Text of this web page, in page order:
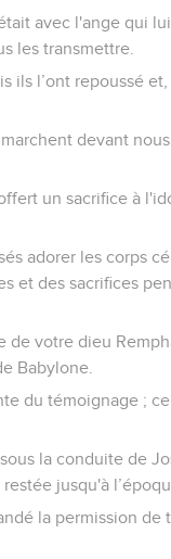
avec l'ange qui
les transmettre.
ils l’ont repoussé
devant
un sacrifice à
adorer les corps
et des sacrifices
votre dieu
Babylone.
du témoignage ;
la conduite de
jusqu'à
la permission